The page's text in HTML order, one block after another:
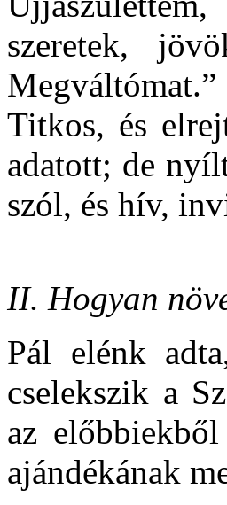
szeretek,
Titkos, és
adatott; de
szól, és hív,
II. Hogyan
Pál elénk
cselekszik a
az
ajándékának